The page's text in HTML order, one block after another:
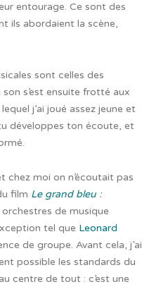
entourage. Ce sont des
ils abordaient la scène,
sont celles des
s’est ensuite frotté aux
j’ai joué assez jeune et
développes ton écoute, et
chez moi on n’écoutait pas
film Le grand bleu :
de musique
tel que Leonard
de groupe. Avant cela, j’ai
possible les standards du
centre de tout : c’est une